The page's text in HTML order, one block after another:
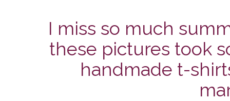
I miss so much
these pictures took
handmade t-